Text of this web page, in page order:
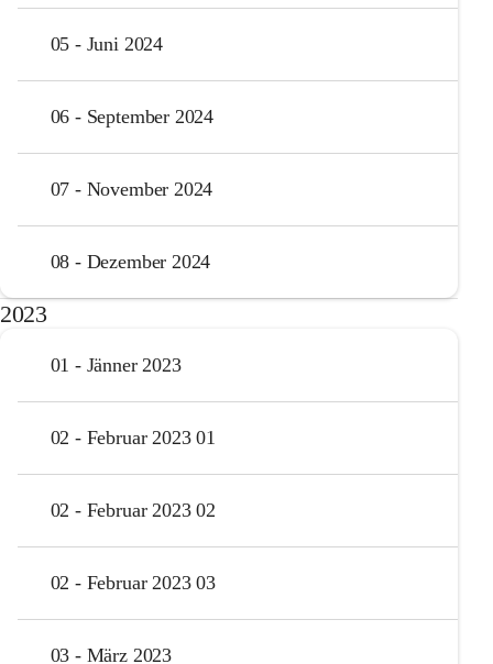
05 - Juni 2024
06 - September 2024
07 - November 2024
08 - Dezember 2024
2023
01 - Jänner 2023
02 - Februar 2023 01
02 - Februar 2023 02
02 - Februar 2023 03
03 - März 2023